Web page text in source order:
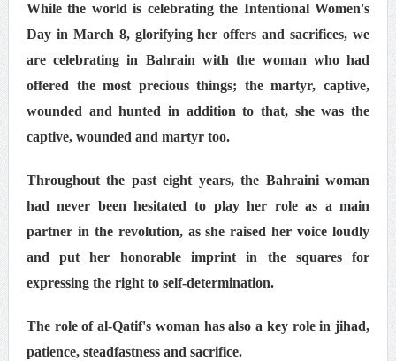
الفقيه القائد قاسم: لن تقتلوا الحسين.. إنّ الحسين سيقتل
طاغوتيّتكم
انطلاق المحادثات الإيرانيّة- الأمريكيّة في سويسرا
علماء البحرين: طلب الترخيص والإجازة من السلطة في
ممارسة الشعائر الحسينيّة هو في حقيقته محاربة لقضيّة
الإمام الحسين «ع»
لجنة مراسم الوداع والتشييع ومواراة الجثمان للإمام الشهيد
السيّد علي الحسيني الخامنئي تنشر تفاصيل التشييع في
إيران والعراق
While the world is celebrating the Intentional Women's
Day in March 8, glorifying her offers and sacrifices, we
are celebrating in Bahrain with the woman who had
offered the most precious things; the martyr, captive,
wounded and hunted in addition to that, she was the
captive, wounded and martyr too.
Throughout the past eight years, the Bahraini woman
had never been hesitated to play her role as a main
partner in the revolution, as she raised her voice loudly
and put her honorable imprint in the squares for
expressing the right to self-determination.
The role of al-Qatif's woman has also a key role in jihad,
patience, steadfastness and sacrifice.